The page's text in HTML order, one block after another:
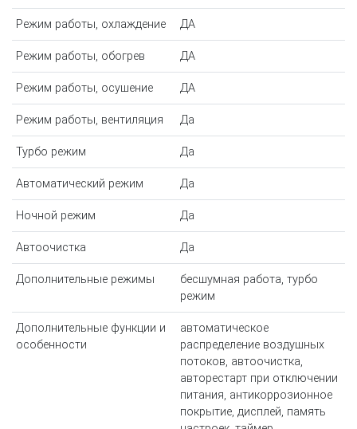
Режим работы, охлаждение ДА
Режим работы, обогрев ДА
Режим работы, осушение ДА
Режим работы, вентиляция Да
Турбо режим Да
Автоматический режим Да
Ночной режим Да
Автоочистка Да
Дополнительные режимы
бесшумная работа, турбо
режим
Дополнительные функции и
особенности
автоматическое
распределение воздушных
потоков, автоочистка,
авторестарт при отключении
питания, антикоррозионное
покрытие, дисплей, память